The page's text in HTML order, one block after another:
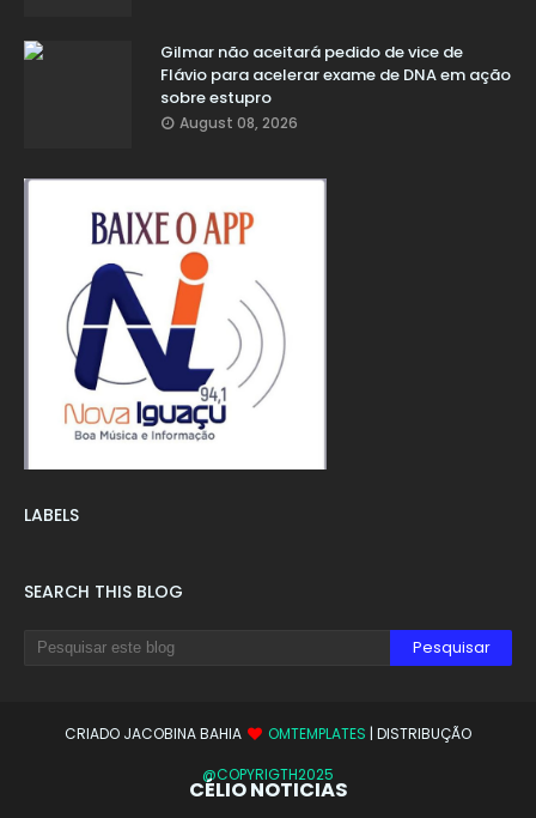
Gilmar não aceitará pedido de vice de
Flávio para acelerar exame de DNA em ação
sobre estupro
August 08, 2026
LABELS
SEARCH THIS BLOG
CRIADO JACOBINA BAHIA OMTEMPLATES | DISTRIBUÇÃO
@COPYRIGTH2025
CÉLIO NOTICIAS